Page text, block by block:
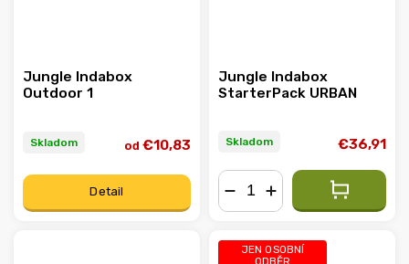
Jungle Indabox
Outdoor 1
Skladom od €10,83
Detail
Jungle Indabox
StarterPack URBAN
Skladom €36,91
JEN OSOBNÍ
ODBĚR